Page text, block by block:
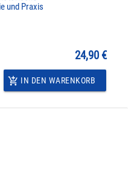
und Praxis
24,90 €
add_shopping_cart IN DEN WARENKORB